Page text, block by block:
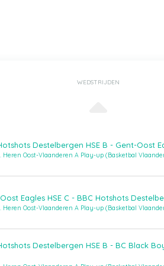
WEDSTRIJDEN
Destelbergen HSE B - Gent-Oost
Heren Oost-Vlaanderen A Play-up (Basketbal
Eagles HSE C - BBC Hotshots
Heren Oost-Vlaanderen A Play-up (Basketbal
Destelbergen HSE B - BC Black